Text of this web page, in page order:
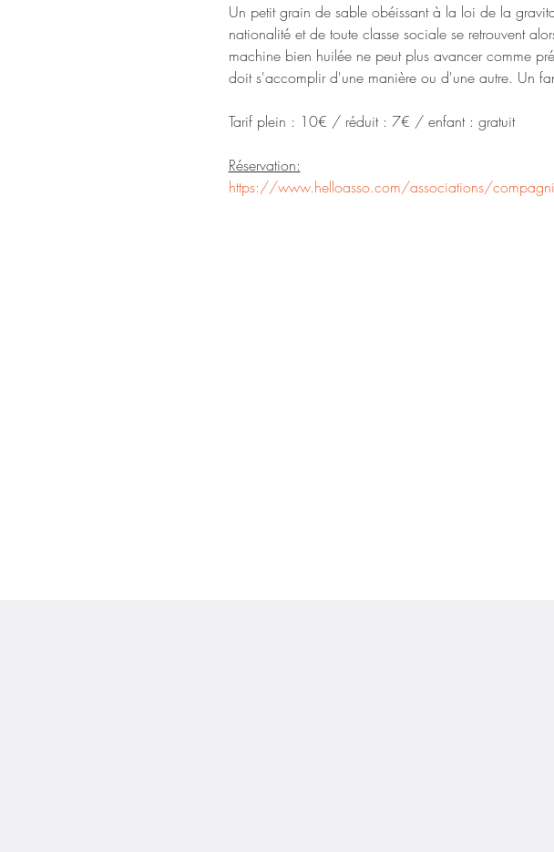
Un petit grain de sable obéissant à la loi de la
nationalité et de toute classe sociale se retrouvent
machine bien huilée ne peut plus avancer comme
doit s'accomplir d'une manière ou d'une autre. Un
Tarif plein : 10€ / réduit : 7€ / enfant : gratuit
Réservation:
https://www.helloasso.com/associations/